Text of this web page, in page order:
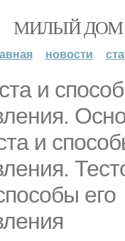
МИЛЫЙ ДОМ
новости
и
и
его